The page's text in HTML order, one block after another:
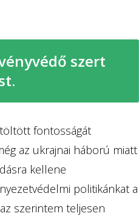
szert
fontosságát
az ukrajnai háború miatt
kellene
politikánkat a
szerintem teljesen